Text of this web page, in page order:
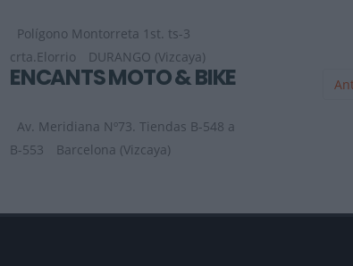
Polígono Montorreta 1st. ts-3
crta.Elorrio
DURANGO (Vizcaya)
ENCANTS MOTO & BIKE
Av. Meridiana Nº73. Tiendas B-548 a
B-553
Barcelona (Vizcaya)